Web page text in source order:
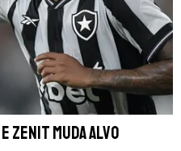
Zenit muda alvo